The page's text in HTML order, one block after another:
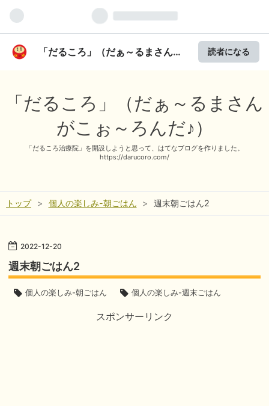
「だるころ」（だぁ～るまさんが
読者になる
「だるころ」（だぁ～るまさん
がこぉ～ろんだ♪）
「だるころ治療院」を開設しようと思って、はてなブログを作りました。
https://darucoro.com/
トップ > 個人の楽しみ-朝ごはん > 週末朝ごはん2
2022-12-20
週末朝ごはん2
個人の楽しみ-朝ごはん 個人の楽しみ-週末ごはん
スポンサーリンク